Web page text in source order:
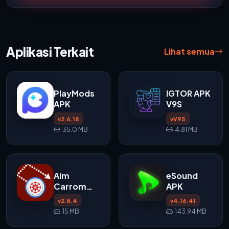
Aplikasi Terkait Lihat semua
PlayMods
APK
v2.6.18
35.0 MB
IGTOR APK
V9S
vV9S
4.81 MB
Aim
Carrom
APK
v2.8.4
15 MB
eSound
APK
v4.16.41
143.94 MB